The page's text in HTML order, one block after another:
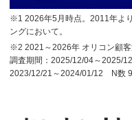
※1 2026年5月時点。2011年よ
ングにおいて。
※2 2021～2026年 オリコン顧
調査期間：2025/12/04～2025/
2023/12/21～2024/01/12 N数